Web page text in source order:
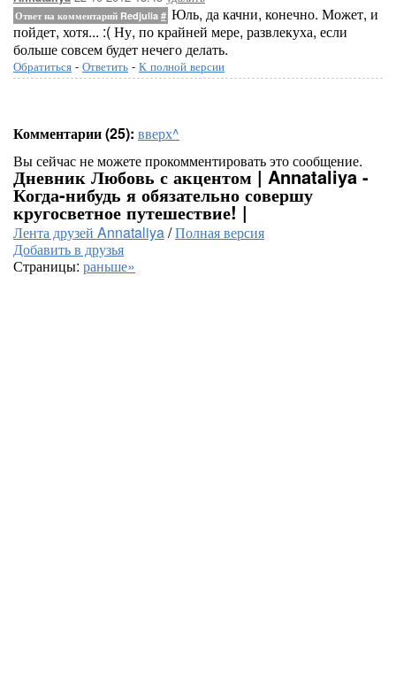
Ответ на комментарий Redjulia # Юль, да качни, конечно. Может, и
пойдет, хотя... :( Ну, по крайней мере, развлекуха, если
больше совсем будет нечего делать.
Обратиться - Ответить - К полной версии
Комментарии (25): вверх^
Вы сейчас не можете прокомментировать это сообщение.
Дневник Любовь с акцентом | Annataliya -
Когда-нибудь я обязательно совершу
кругосветное путешествие! |
Лента друзей Annataliya/Полная версия
Добавить в друзья
Страницы: раньше»